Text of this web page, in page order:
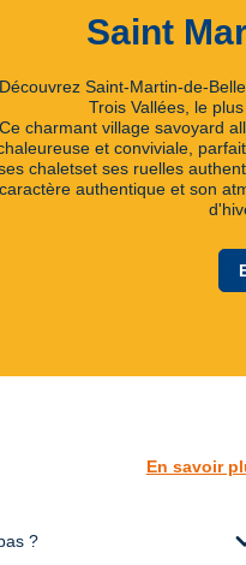
Saint
Découvrez Saint-Martin-de-
Trois Vallées, le
Ce charmant village savoyard
et conviviale,
chaletset ses ruelles
caractère authentique et son
En savoir
?